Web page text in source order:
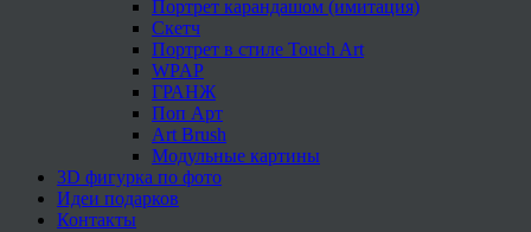
Портрет карандашом (имитация)
Скетч
Портрет в стиле Touch Art
WPAP
ГРАНЖ
Поп Арт
Art Brush
Модульные картины
3D фигурка по фото
Идеи подарков
Контакты